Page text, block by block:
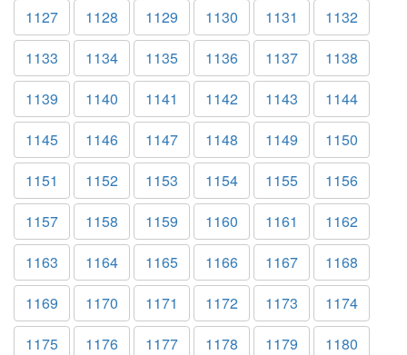
1127
1128 1129 1130 1131
1132
1133
1134 1135 1136 1137
1138
1139
1140 1141 1142 1143
1144
1145
1146 1147 1148 1149
1150
1151
1152 1153 1154 1155
1156
1157
1158 1159 1160 1161
1162
1163
1164 1165 1166 1167
1168
1169
1170 1171 1172 1173
1174
1175
1176 1177 1178 1179
1180